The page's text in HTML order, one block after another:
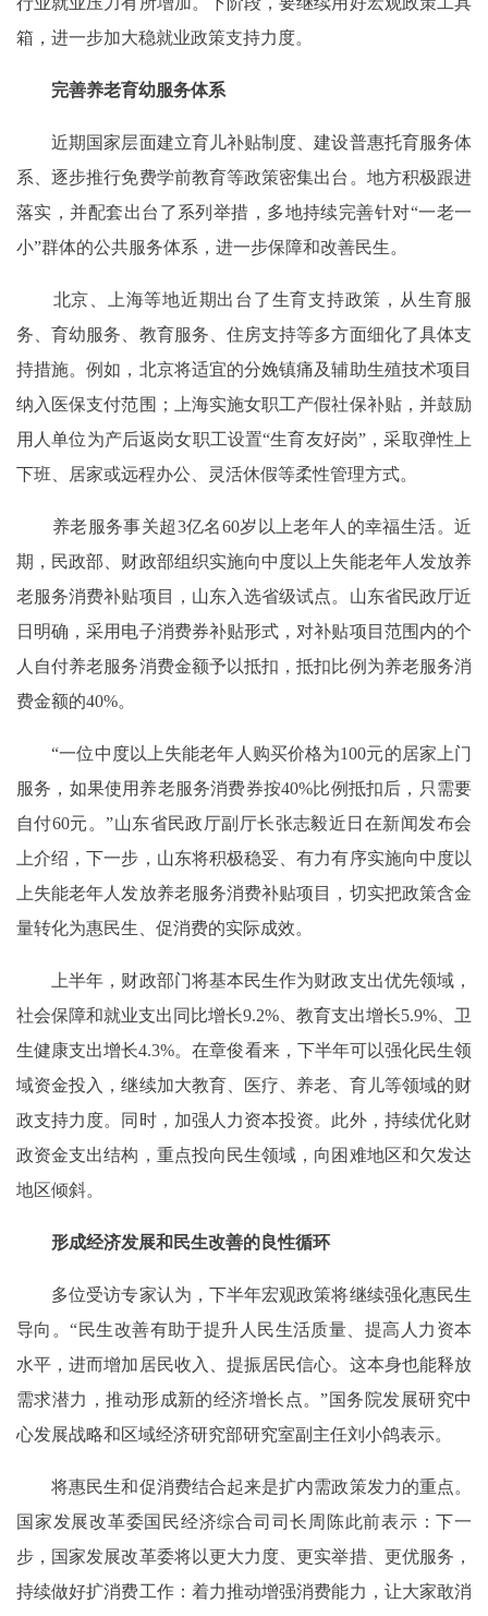
箱，进一步加大稳就业政策支持力度。
完善养老育幼服务体系
近期国家层面建立育儿补贴制度、建设普惠托育服务体
系、逐步推行免费学前教育等政策密集出台。地方积极跟进
落实，并配套出台了系列举措，多地持续完善针对“一老一
小”群体的公共服务体系，进一步保障和改善民生。
北京、上海等地近期出台了生育支持政策，从生育服
务、育幼服务、教育服务、住房支持等多方面细化了具体支
持措施。例如，北京将适宜的分娩镇痛及辅助生殖技术项目
纳入医保支付范围；上海实施女职工产假社保补贴，并鼓励
用人单位为产后返岗女职工设置“生育友好岗”，采取弹性上
下班、居家或远程办公、灵活休假等柔性管理方式。
养老服务事关超3亿名60岁以上老年人的幸福生活。近
期，民政部、财政部组织实施向中度以上失能老年人发放养
老服务消费补贴项目，山东入选省级试点。山东省民政厅近
日明确，采用电子消费券补贴形式，对补贴项目范围内的个
人自付养老服务消费金额予以抵扣，抵扣比例为养老服务消
费金额的40%。
“一位中度以上失能老年人购买价格为100元的居家上门
服务，如果使用养老服务消费券按40%比例抵扣后，只需要
自付60元。”山东省民政厅副厅长张志毅近日在新闻发布会
上介绍，下一步，山东将积极稳妥、有力有序实施向中度以
上失能老年人发放养老服务消费补贴项目，切实把政策含金
量转化为惠民生、促消费的实际成效。
上半年，财政部门将基本民生作为财政支出优先领域，
社会保障和就业支出同比增长9.2%、教育支出增长5.9%、卫
生健康支出增长4.3%。在章俊看来，下半年可以强化民生领
域资金投入，继续加大教育、医疗、养老、育儿等领域的财
政支持力度。同时，加强人力资本投资。此外，持续优化财
政资金支出结构，重点投向民生领域，向困难地区和欠发达
地区倾斜。
形成经济发展和民生改善的良性循环
多位受访专家认为，下半年宏观政策将继续强化惠民生
导向。“民生改善有助于提升人民生活质量、提高人力资本
水平，进而增加居民收入、提振居民信心。这本身也能释放
需求潜力，推动形成新的经济增长点。”国务院发展研究中
心发展战略和区域经济研究部研究室副主任刘小鸽表示。
将惠民生和促消费结合起来是扩内需政策发力的重点。
国家发展改革委国民经济综合司司长周陈此前表示：下一
步，国家发展改革委将以更大力度、更实举措、更优服务，
持续做好扩消费工作：着力推动增强消费能力，让大家敢消